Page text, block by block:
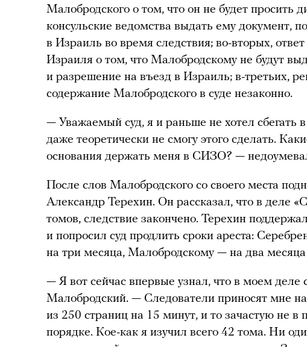
Малобродского о том, что он не будет просить
консульские ведомства выдать ему документ,
в Израиль во время следствия; во-вторых,
Израиля о том, что Малобродскому не будут
и разрешение на въезд в Израиль; в-третьих,
содержание Малобродского в суде незаконно.
— Уважаемый суд, я и раньше не хотел сбегать
даже теоретически не смогу этого сделать.
основания держать меня в СИЗО? —
После слов Малобродского со своего места
Александр Терехин. Он рассказал, что в деле
томов, следствие закончено. Терехин
и попросил суд продлить сроки ареста:
на три месяца, Малобродскому — на два
— Я вот сейчас впервые узнал, что в моем деле
Малобродский. — Следователи приносят мне
из 250 страниц на 15 минут, и то зачастую не в
порядке. Кое-как я изучил всего 42 тома. Ни